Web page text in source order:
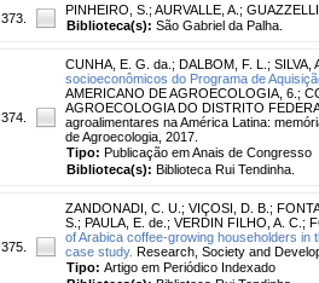
373.
PINHEIRO, S. ; AURVALLE, A. ;
Biblioteca(s): São Gabriel da Palha.
374.
CUNHA, E. G. da. ; DALBOM, F. L. ; SILVA,
socioeconômicos do Programa de
AMERICANO DE AGROECOLOGIA, 6.;
AGROECOLOGIA DO DISTRITO
agroalimentares na América Latina:
de Agroecologia, 2017.
Tipo: Publicação em Anais de Congresso
Biblioteca(s): Biblioteca Rui Tendinha.
375.
ZANDONADI, C. U. ; VIÇOSI, D. B. ;
S. ; PAULA, E. de. ; VERDIN FILHO, A. C. ;
of Arabica coffee-growing householders in
case study. Research, Society and
Tipo: Artigo em Periódico Indexado